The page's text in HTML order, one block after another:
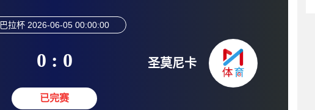
巴拉杯 2026-06-05 00:00:00
0 : 0
已完赛
圣莫尼卡